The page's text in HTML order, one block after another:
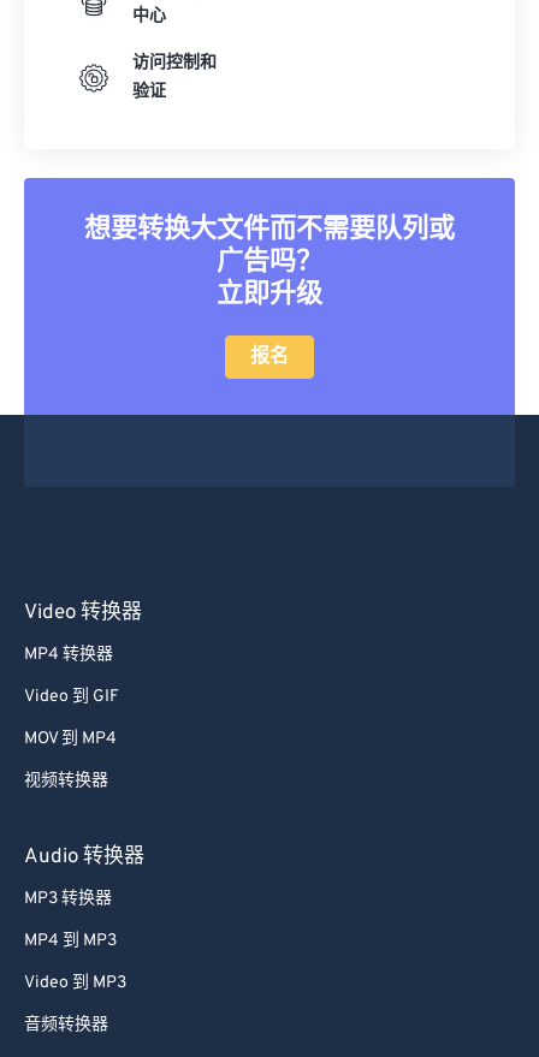
中心
访问控制和
验证
想要转换大文件而不需要队列或
广告吗？
立即升级
报名
Video 转换器
MP4 转换器
Video 到 GIF
MOV 到 MP4
视频转换器
Audio 转换器
MP3 转换器
MP4 到 MP3
Video 到 MP3
音频转换器